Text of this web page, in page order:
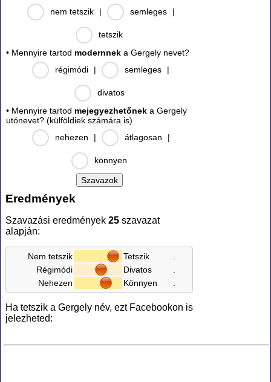
nem tetszik
| semleges |
tetszik
• Mennyire tartod modernnek a Gergely nevet?
régimódi
| semleges |
divatos
• Mennyire tartod mejegyezhetőnek a Gergely
utónevet? (külföldiek számára is)
nehezen
| átlagosan |
könnyen
Eredmények
Szavazási eredmények 25 szavazat
alapján:
Nem tetszik Tetszik
Régimódi
Divatos
Nehezen
Könnyen
Ha tetszik a Gergely név, ezt Facebookon is
jelezheted: